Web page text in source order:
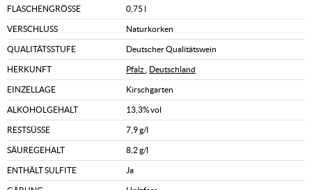
FLASCHENGRÖSSE 0,75 l
VERSCHLUSS Naturkorken
QUALITÄTSSTUFE Deutscher Qualitätswein
HERKUNFT Pfalz Deutschland
EINZELLAGE Kirschgarten
ALKOHOLGEHALT 13,3% vol
RESTSÜSSE 7,9 g/l
SÄUREGEHALT 8,2 g/l
ENTHÄLT SULFITE Ja